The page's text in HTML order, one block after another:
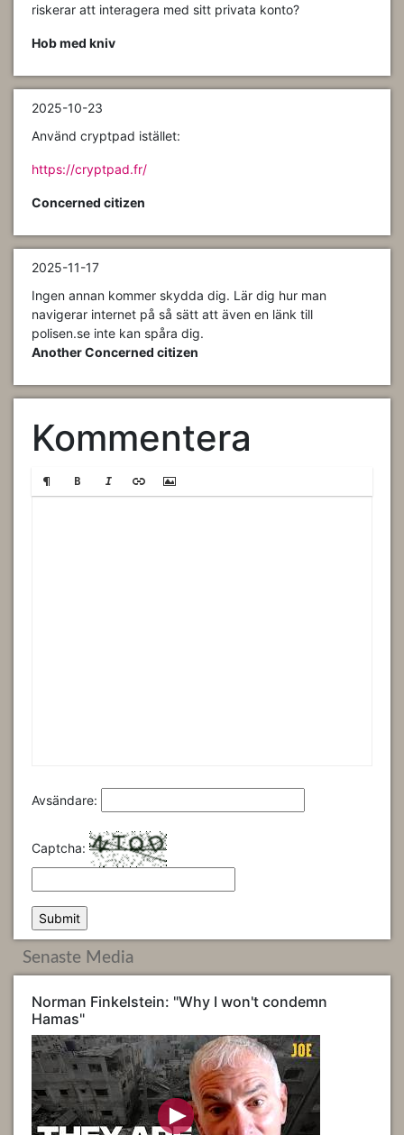
riskerar att interagera med sitt privata konto?
Hob med kniv
2025-10-23
Använd cryptpad istället:
https://cryptpad.fr/
Concerned citizen
2025-11-17
Ingen annan kommer skydda dig. Lär dig hur man
navigerar internet på så sätt att även en länk till
polisen.se inte kan spåra dig.
Another Concerned citizen
Kommentera
Avsändare:
Captcha:
Senaste Media
Norman Finkelstein: "Why I won't condemn
Hamas"